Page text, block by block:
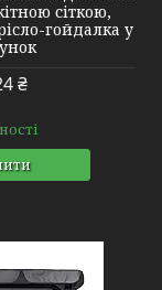
сіткою,
гойдалка у
₴